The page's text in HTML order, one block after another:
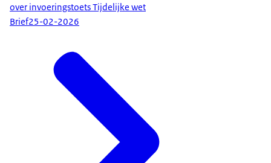
over invoeringstoets Tijdelijke wet
Brief25-02-2026